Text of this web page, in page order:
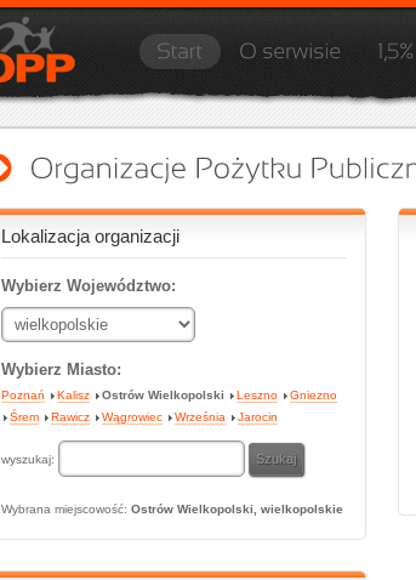
Lokalizacja organizacji
Wybierz Województwo:
Wybierz Miasto:
Poznań Kalisz Ostrów Wielkopolski Leszno
Gniezno
Śrem
Rawicz Wągrowiec Września Jarocin
wyszukaj:
Wybrana miejscowość: Ostrów Wielkopolski, wielkopolskie